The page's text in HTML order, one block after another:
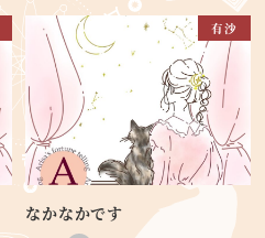
有沙
なかなかです